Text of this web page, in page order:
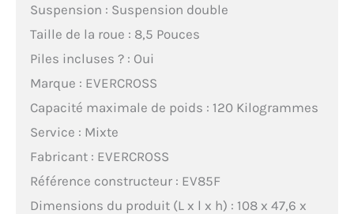
Suspension : Suspension double
Taille de la roue : 8,5 Pouces
Piles incluses ? : Oui
Marque : EVERCROSS
Capacité maximale de poids : 120 Kilogrammes
Service : Mixte
Fabricant : EVERCROSS
Référence constructeur : EV85F
Dimensions du produit (L x l x h) : 108 x 47,6 x